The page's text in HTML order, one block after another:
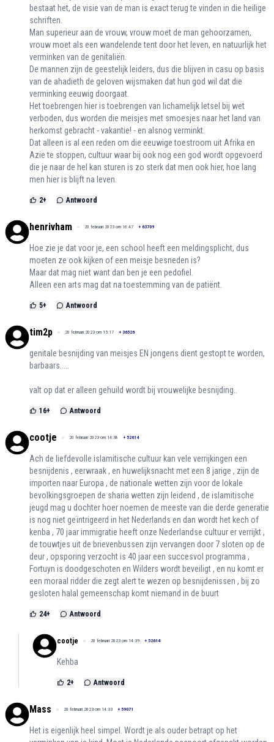
bestaat het, de visie van de man is exact terug te vinden in die heilige
schriften.
Man superieur aan de vrouw, vrouw moet de man gehoorzamen,
vrouw moet als een wandelende tent door het leven, en natuurlijk het
verminken van de genitaliën.
De mannen zijn de geestelijk leiders, dus die blijven in casu op basis
van de ahadieth de geloven wijsmaken dat hun god wil dat die
verminking eeuwig doorgaat.
Het toebrengen hier is toebrengen van lichamelijk letsel bij wet
verboden, dus worden die meisjes met smoesjes naar het land van
herkomst gebracht - vakantie! - en alsnog verminkt.
Dat alleen is al een reden om die eeuwige toestroom uit Afrika en
Azie te stoppen, cultuur waar bij ook nog een god wordt opgevoerd
die je naar de hel kan sturen is zo sterk dat men ook hier, hoe lang
men hier is blijft na leven.
2+ Antwoord
henrivham 20 februari 2023 om 16:47 + 63709
Hoe zie je dat voor je, een school heeft een meldingsplicht, dus
moeten ze ook kijken of een meisje besneden is?
Maar dat mag niet want dan ben je een pedofiel.
Alleen een arts mag dat na toestemming van de patiënt.
5+ Antwoord
tim2p 20 februari 2023 om 15:17 + 36526
genitale besnijding van meisjes EN jongens dient gestopt te worden,
barbaars.....
valt op dat er alleen gehuild wordt bij vrouwelijke besnijding..
16+ Antwoord
cootje 20 februari 2023 om 14:38 + 52614
Ach de liefdevolle islamitische cultuur kan vele verrijkingen een
besnijdenis , eerwraak , en huwelijksnacht met een 8 jarige , zijn de
importen naar Europa , de nationale wetten zijn voor de lokale
bevolkingsgroepen de sharia wetten zijn leidend , de islamitische
jeugd mag u dochter hoer noemen de meeste van die derde generatie
is nog niet geïntrigeerd in het Nederlands en dan wordt het kech of
kenba , 70 jaar immigratie heeft onze Nederlandse cultuur er verrijkt ,
de touwtjes uit de brievenbussen zijn vervangen door 7 sloten op de
deur , opsporing verzocht is 40 jaar een succesvol programma ,
Fortuyn is doodgeschoten en Wilders wordt beveiligt , en nu komt er
een moraal ridder die zegt alert te wezen op besnijdenissen , bij zo
gesloten halal gemeenschap komt niemand in de buurt
24+ Antwoord
cootje 20 februari 2023 om 14:39 + 52614
Kehba
2+ Antwoord
Mass 20 februari 2023 om 14:33 + 59071
Het is eigenlijk heel simpel. Wordt je als ouder betrapt op het